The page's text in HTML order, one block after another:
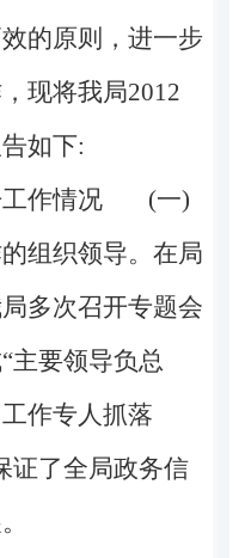
的原则，进一步
现将我局2012
如下:
作情况
(一)
组织领导。 在局
多次召开专题会
“主要领导负总
作专人抓落
证了全局政务信